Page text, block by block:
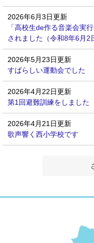
2026年6月3日更新
「高校生de作る音楽会実
されました（令和8年6月2
2026年5月23日更新
すばらしい運動会でした
2026年4月22日更新
第1回避難訓練をしました
2026年4月21日更新
歌声響く西小学校です